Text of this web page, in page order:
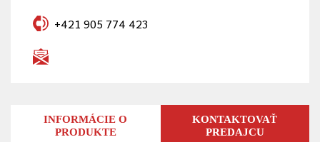
+421 905 774 423
INFORMÁCIE O
PRODUKTE
KONTAKTOVAŤ
PREDAJCU